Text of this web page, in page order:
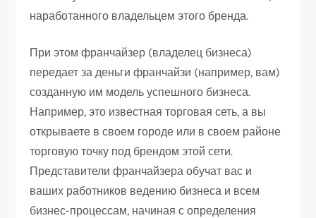
наработанного владельцем этого бренда.
При этом франчайзер (владелец бизнеса)
передает за деньги франчайзи (например, вам)
созданную им модель успешного бизнеса.
Например, это известная торговая сеть, а вы
открываете в своем городе или в своем районе
торговую точку под брендом этой сети.
Представители франчайзера обучат вас и
ваших работников ведению бизнеса и всем
бизнес-процессам, начиная с определения